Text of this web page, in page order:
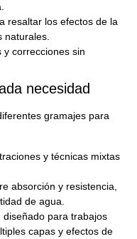
resaltar los efectos de la
naturales.
y correcciones sin
necesidad
gramajes para
y técnicas mixtas
absorción y resistencia,
de agua.
diseñado para trabajos
capas y efectos de